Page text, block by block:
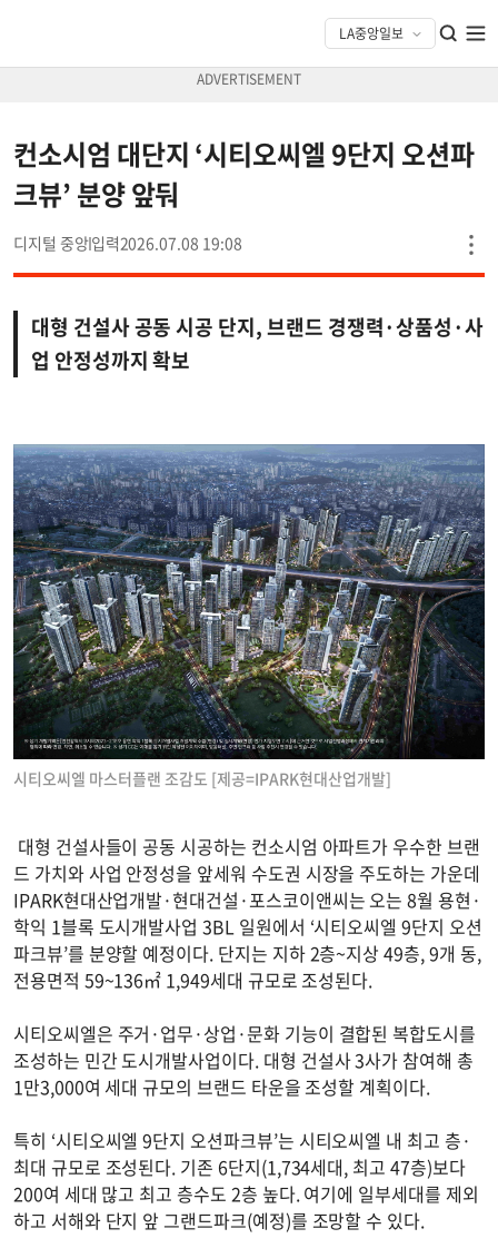
컨소시엄 대단지 ‘시티오씨엘 9단지 오션파
크뷰’ 분양 앞둬
디지털 중앙 2026.07.08 19:08
대형 건설사 공동 시공 단지, 브랜드 경쟁력·상품성·사
업 안정성까지 확보
시티오씨엘 마스터플랜 조감도 [제공=IPARK현대산업개발]
대형 건설사들이 공동 시공하는 컨소시엄 아파트가 우수한 브랜
드 가치와 사업 안정성을 앞세워 수도권 시장을 주도하는 가운데
IPARK현대산업개발·현대건설·포스코이앤씨는 오는 8월 용현·
학익 1블록 도시개발사업 3BL 일원에서 ‘시티오씨엘 9단지 오션
파크뷰’를 분양할 예정이다. 단지는 지하 2층~지상 49층, 9개 동,
전용면적 59~136㎡ 1,949세대 규모로 조성된다.
시티오씨엘은 주거·업무·상업·문화 기능이 결합된 복합도시를
조성하는 민간 도시개발사업이다. 대형 건설사 3사가 참여해 총
1만3,000여 세대 규모의 브랜드 타운을 조성할 계획이다.
특히 ‘시티오씨엘 9단지 오션파크뷰’는 시티오씨엘 내 최고 층·
최대 규모로 조성된다. 기존 6단지(1,734세대, 최고 47층)보다
200여 세대 많고 최고 층수도 2층 높다. 여기에 일부세대를 제외
하고 서해와 단지 앞 그랜드파크(예정)를 조망할 수 있다.